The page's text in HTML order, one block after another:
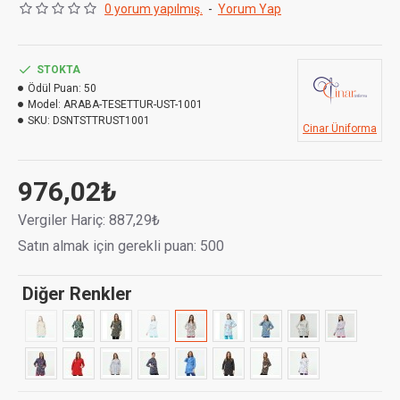
- 2'si etek bölümünde, 1'i de göğüs bölümde olmak üzere
Kumaş Cinsi : Terikoton 110 gr/m2 %65 Poly. %35 Pamuk
0 yorum yapılmış. - Yorum Yap
976,02₺
Vergiler Hariç: 887,29₺
Satın almak için gerekli puan: 500
STOKTA
Ödül Puan: 50
Model: ARABA-TESETTUR-UST-1001
SKU: DSNTSTTRUST1001
Cinar Üniforma
Diğer Renkler